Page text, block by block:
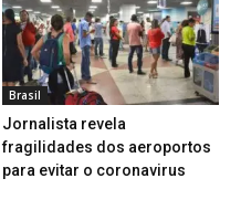
Brasil
Jornalista revela
fragilidades dos aeroportos
para evitar o coronavirus